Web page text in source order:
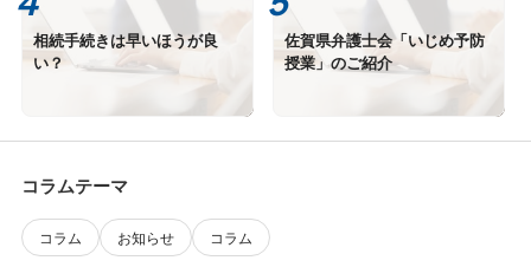
相続手続きは早いほうが良
い？
佐賀県弁護士会「いじめ予防
授業」のご紹介
コラムテーマ
コラム お知らせ コラム